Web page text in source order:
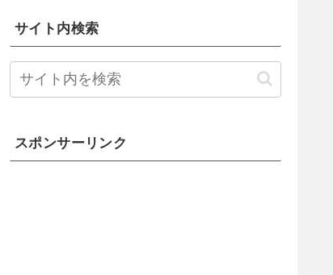
サイト内検索
スポンサーリンク